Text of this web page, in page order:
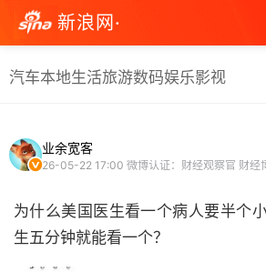
新浪网·
汽车本地生活旅游数码娱乐影视
业余宽客
26-05-22 17:00 微博认证：财经观察官 财经博主
为什么美国医生看一个病人要半个
生五分钟就能看一个？ ​